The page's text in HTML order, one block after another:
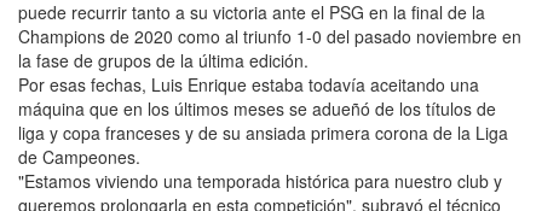
puede recurrir tanto a su victoria ante el PSG en la final de la
Champions de 2020 como al triunfo 1-0 del pasado noviembre en
la fase de grupos de la última edición.
Por esas fechas, Luis Enrique estaba todavía aceitando una
máquina que en los últimos meses se adueñó de los títulos de
liga y copa franceses y de su ansiada primera corona de la Liga
de Campeones.
"Estamos viviendo una temporada histórica para nuestro club y
queremos prolongarla en esta competición", subrayó el técnico